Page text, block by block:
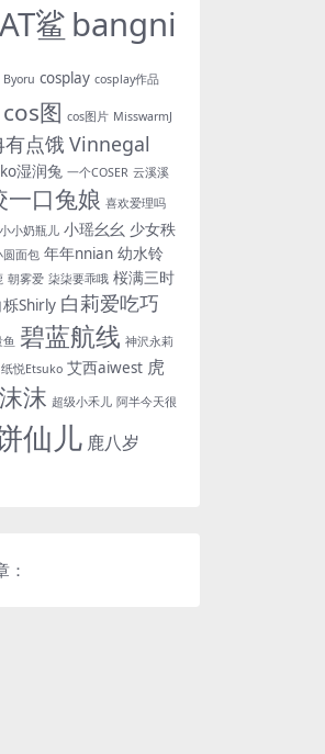
AT鲨 bangni
Byoru cosplay cosplay作品
cos图 cos图片 MisswarmJ
点饿 Vinnegal
湿润兔 一个COSER 云溪溪
一口兔娘 喜欢爱理吗
小小奶瓶儿 小瑶幺幺 少女秩
圆面包 年年nnian 幼水铃
朝雾爱 柒柒要乖哦 桜满三时
栎Shirly 白莉爱吃巧
碧蓝航线 神沢永莉
纸悦Etsuko 艾西aiwest 虎
沫 超级小禾儿 阿半今天很
仙儿 鹿八岁
：